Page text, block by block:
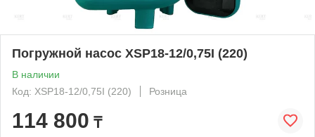
Погружной насос XSP18-12/0,75I (220)
В наличии
Код: XSP18-12/0,75I (220)
Розница
114 800 ₸